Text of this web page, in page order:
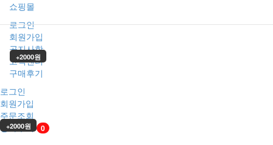
쇼핑몰
로그인
회원가입
+2000원
공지사항
고객센터
구매후기
로그인
회원가입
+2000원
주문조회
장바구니
0